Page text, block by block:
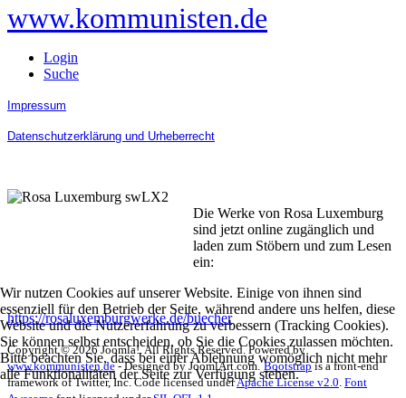
www.kommunisten.de
Login
Suche
Impressum
Datenschutzerklärung und Urheberrecht
Die Werke von Rosa Luxemburg
sind jetzt online zugänglich und
laden zum Stöbern und zum Lesen
ein:
https://rosaluxemburgwerke.de/buecher
Copyright © 2026 Joomla!. All Rights Reserved. Powered by
www.kommunisten.de- Designed by JoomlArt.com. Bootstrapis a front-end
framework of Twitter, Inc. Code licensed underApache License v2.0 Font
Wir nutzen Cookies auf unserer Website. Einige von ihnen sind
essenziell für den Betrieb der Seite, während andere uns helfen, diese
Website und die Nutzererfahrung zu verbessern (Tracking Cookies).
Sie können selbst entscheiden, ob Sie die Cookies zulassen möchten.
Bitte beachten Sie, dass bei einer Ablehnung womöglich nicht mehr
alle Funktionalitäten der Seite zur Verfügung stehen.